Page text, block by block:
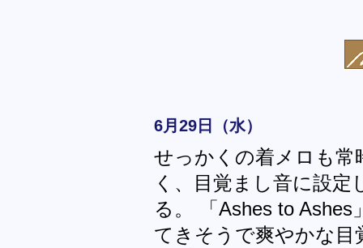
6月29日（水）
せっかくの着メロも常
く、目覚まし音に設
る。 「Ashes to
てきそうで爽やかな